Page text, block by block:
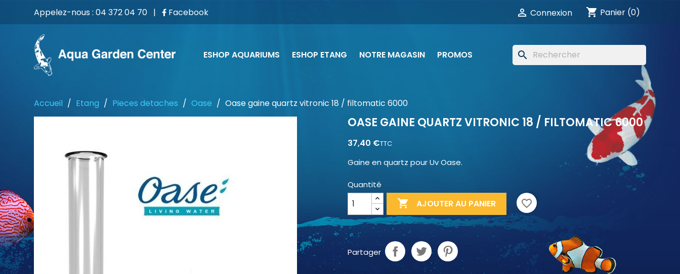
Appelez-nous : 04 372 04 70 | Facebook  Connexion shopping_cart Panier (0)
ESHOP AQUARIUMS ESHOP ETANG NOTRE MAGASIN PROMOS search
Accueil Etang Pieces detaches Oase Oase gaine quartz vitronic 18 / filtomatic 6000
OASE GAINE QUARTZ VITRONIC 18 / FILTOMATIC 6000
37,40 €TTC
Gaine en quartz pour Uv Oase.
Quantité
 AJOUTER AU PANIER favorite_border
Partager